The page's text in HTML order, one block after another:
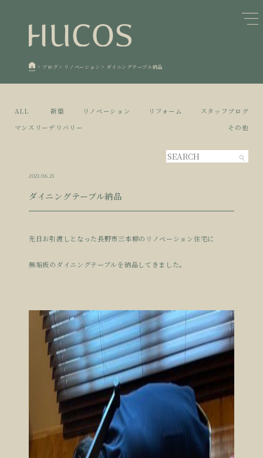
日本森林と循環
欧州住宅の文化と日本の現在地
廃棄物について知る
5 空き家とリノベーション
1 蓄熱するパッシブデザイン
2 自然素材の温もりと快適性を実現
活かすリノベーション
> ブログ> リノベーション > ダイニングテーブル納品
ALL 新築 リノベーション リフォーム
スタッフブログ
マンスリーデリバリー
その他
2023.06.23
ダイニングテーブル納品
先日お引渡しとなった長野市三本柳のリノベーション住宅に
無垢板のダイニングテーブルを納品してきました。